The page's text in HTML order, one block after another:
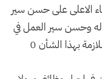
على حسن سير
وحسن سير العمل في
بهذا الشأن 0